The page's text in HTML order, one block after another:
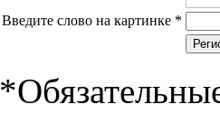
Введите слово на картинке *
*